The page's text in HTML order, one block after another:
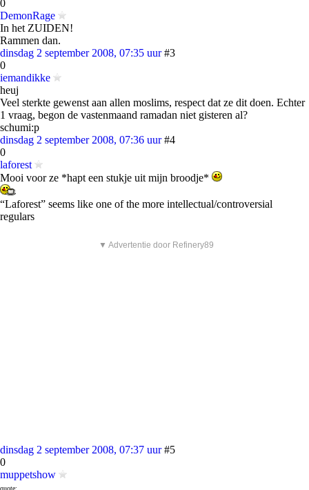
0
DemonRage
In het ZUIDEN!
Rammen dan.
dinsdag 2 september 2008, 07:35 uur #3
0
iemandikke
heuj
Veel sterkte gewenst aan allen moslims, respect dat ze dit doen. Echter
1 vraag, begon de vastenmaand ramadan niet gisteren al?
schumi:p
dinsdag 2 september 2008, 07:36 uur #4
0
laforest
Mooi voor ze *hapt een stukje uit mijn broodje*
“Laforest” seems like one of the more intellectual/controversial
regulars
▼ Advertentie door Refinery89
dinsdag 2 september 2008, 07:37 uur #5
0
muppetshow
quote: